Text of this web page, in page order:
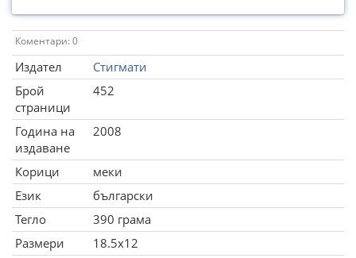
Коментари: 0
Издател
Стигмати
Брой
страници
452
Година на
издаване
2008
Корици
меки
Език
български
Тегло
390 грама
Размери
18.5x12